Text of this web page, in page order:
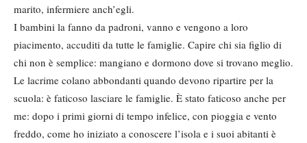
marito, infermiere anch’egli.
I bambini la fanno da padroni, vanno e vengono a loro
piacimento, accuditi da tutte le famiglie. Capire chi sia figlio di
chi non è semplice: mangiano e dormono dove si trovano meglio.
Le lacrime colano abbondanti quando devono ripartire per la
scuola: è faticoso lasciare le famiglie. È stato faticoso anche per
me: dopo i primi giorni di tempo infelice, con pioggia e vento
freddo, come ho iniziato a conoscere l’isola e i suoi abitanti è